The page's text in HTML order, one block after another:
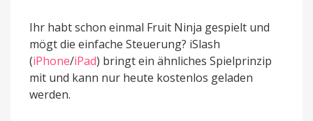
Ihr habt schon einmal Fruit Ninja gespielt und
mögt die einfache Steuerung? iSlash
(iPhone/iPad) bringt ein ähnliches Spielprinzip
mit und kann nur heute kostenlos geladen
werden.